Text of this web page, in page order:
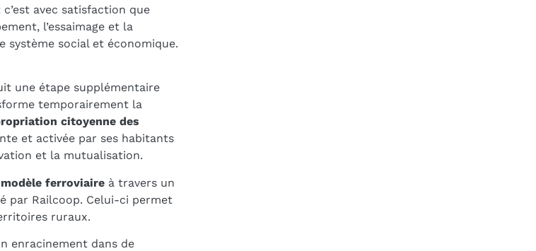
c’est avec satisfaction que
l’essaimage et la
système social et économique.
une étape supplémentaire
temporairement la
citoyenne des
et activée par ses habitants
et la mutualisation.
ferroviaire à travers un
par Railcoop. Celui-ci permet
ruraux.
enracinement dans de